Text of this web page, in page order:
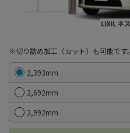
※切り詰め加工（カット）も可能です。
2,393mm
2,692mm
2,992mm